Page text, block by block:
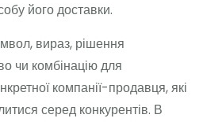
його доставки.
вираз, рішення
чи комбінацію для
компанії-продавця, які
серед конкурентів. В